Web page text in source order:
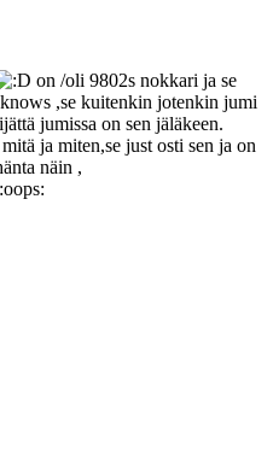
on /oli 9802s nokkari ja se
,se kuitenkin jotenkin jumi
jumissa on sen jäläkeen.
ja miten,se just osti sen ja on
näin ,